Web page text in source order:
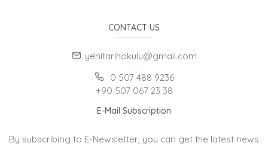
CONTACT US
yenitarihokulu@gmail.com
0 507 488 9236
+90 507 067 23 38
E-Mail Subscription
By subscribing to E-Newsletter, you can get the latest news